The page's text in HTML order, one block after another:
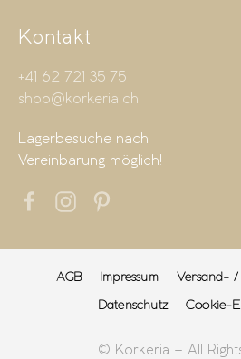
Kontakt
+41 62 721 35 75
shop@korkeria.ch
Lagerbesuche nach
Vereinbarung möglich!
AGB Impressum
Versand- /
Datenschutz
Cookie-
© Korkeria – All